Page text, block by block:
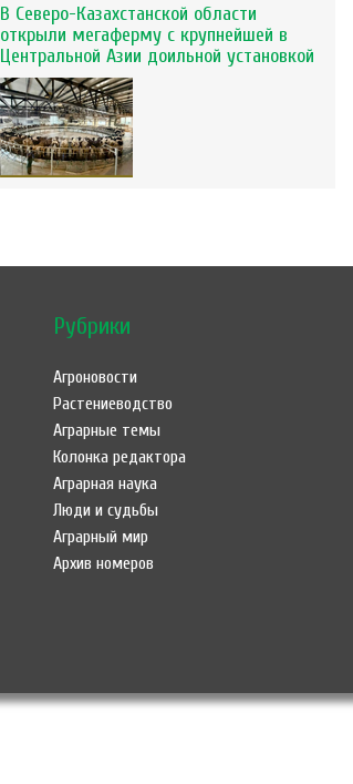
В Северо-Казахстанской области
открыли мегаферму с крупнейшей в
Центральной Азии доильной установкой
Рубрики
Агроновости
Растениеводство
Аграрные темы
Колонка редактора
Аграрная наука
Люди и судьбы
Аграрный мир
Архив номеров